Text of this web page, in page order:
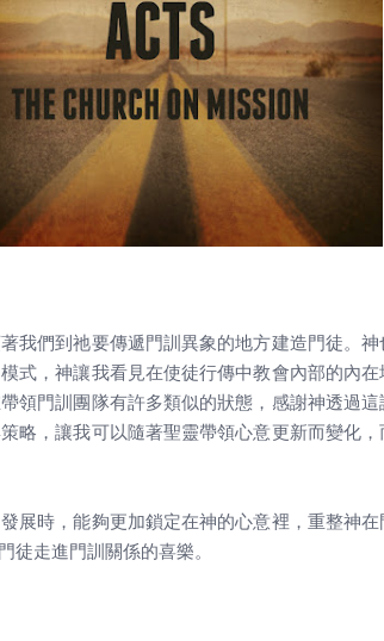
我們到祂要傳遞門訓異象的地方建造門徒。神
式，神讓我看見在使徒行傳中教會內部的內在
領門訓團隊有許多類似的狀態，感謝神透過這
略，讓我可以隨著聖靈帶領心意更新而變化，
展時，能夠更加鎖定在神的心意裡，重整神在
走進門訓關係的喜樂。